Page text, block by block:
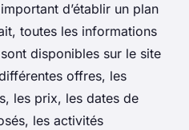
d’établir un plan
toutes les informations
disponibles sur le site
offres, les
les prix, les dates de
les activités